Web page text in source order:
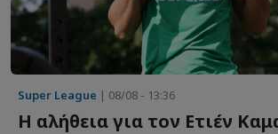
Super League | 08/08 - 13:36
Η αλήθεια για τον Ετιέν